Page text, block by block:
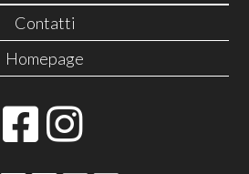
Contatti
Homepage